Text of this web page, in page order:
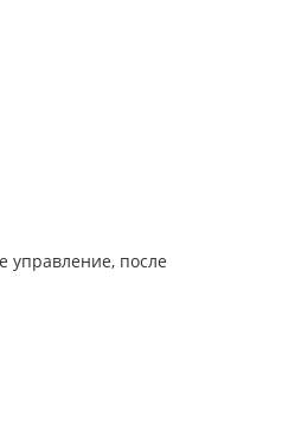
управление, после